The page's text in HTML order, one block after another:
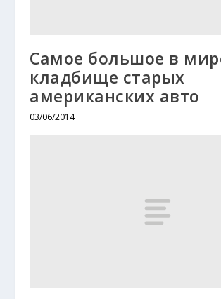
Самое большое в
кладбище старых
американских авто
03/06/2014